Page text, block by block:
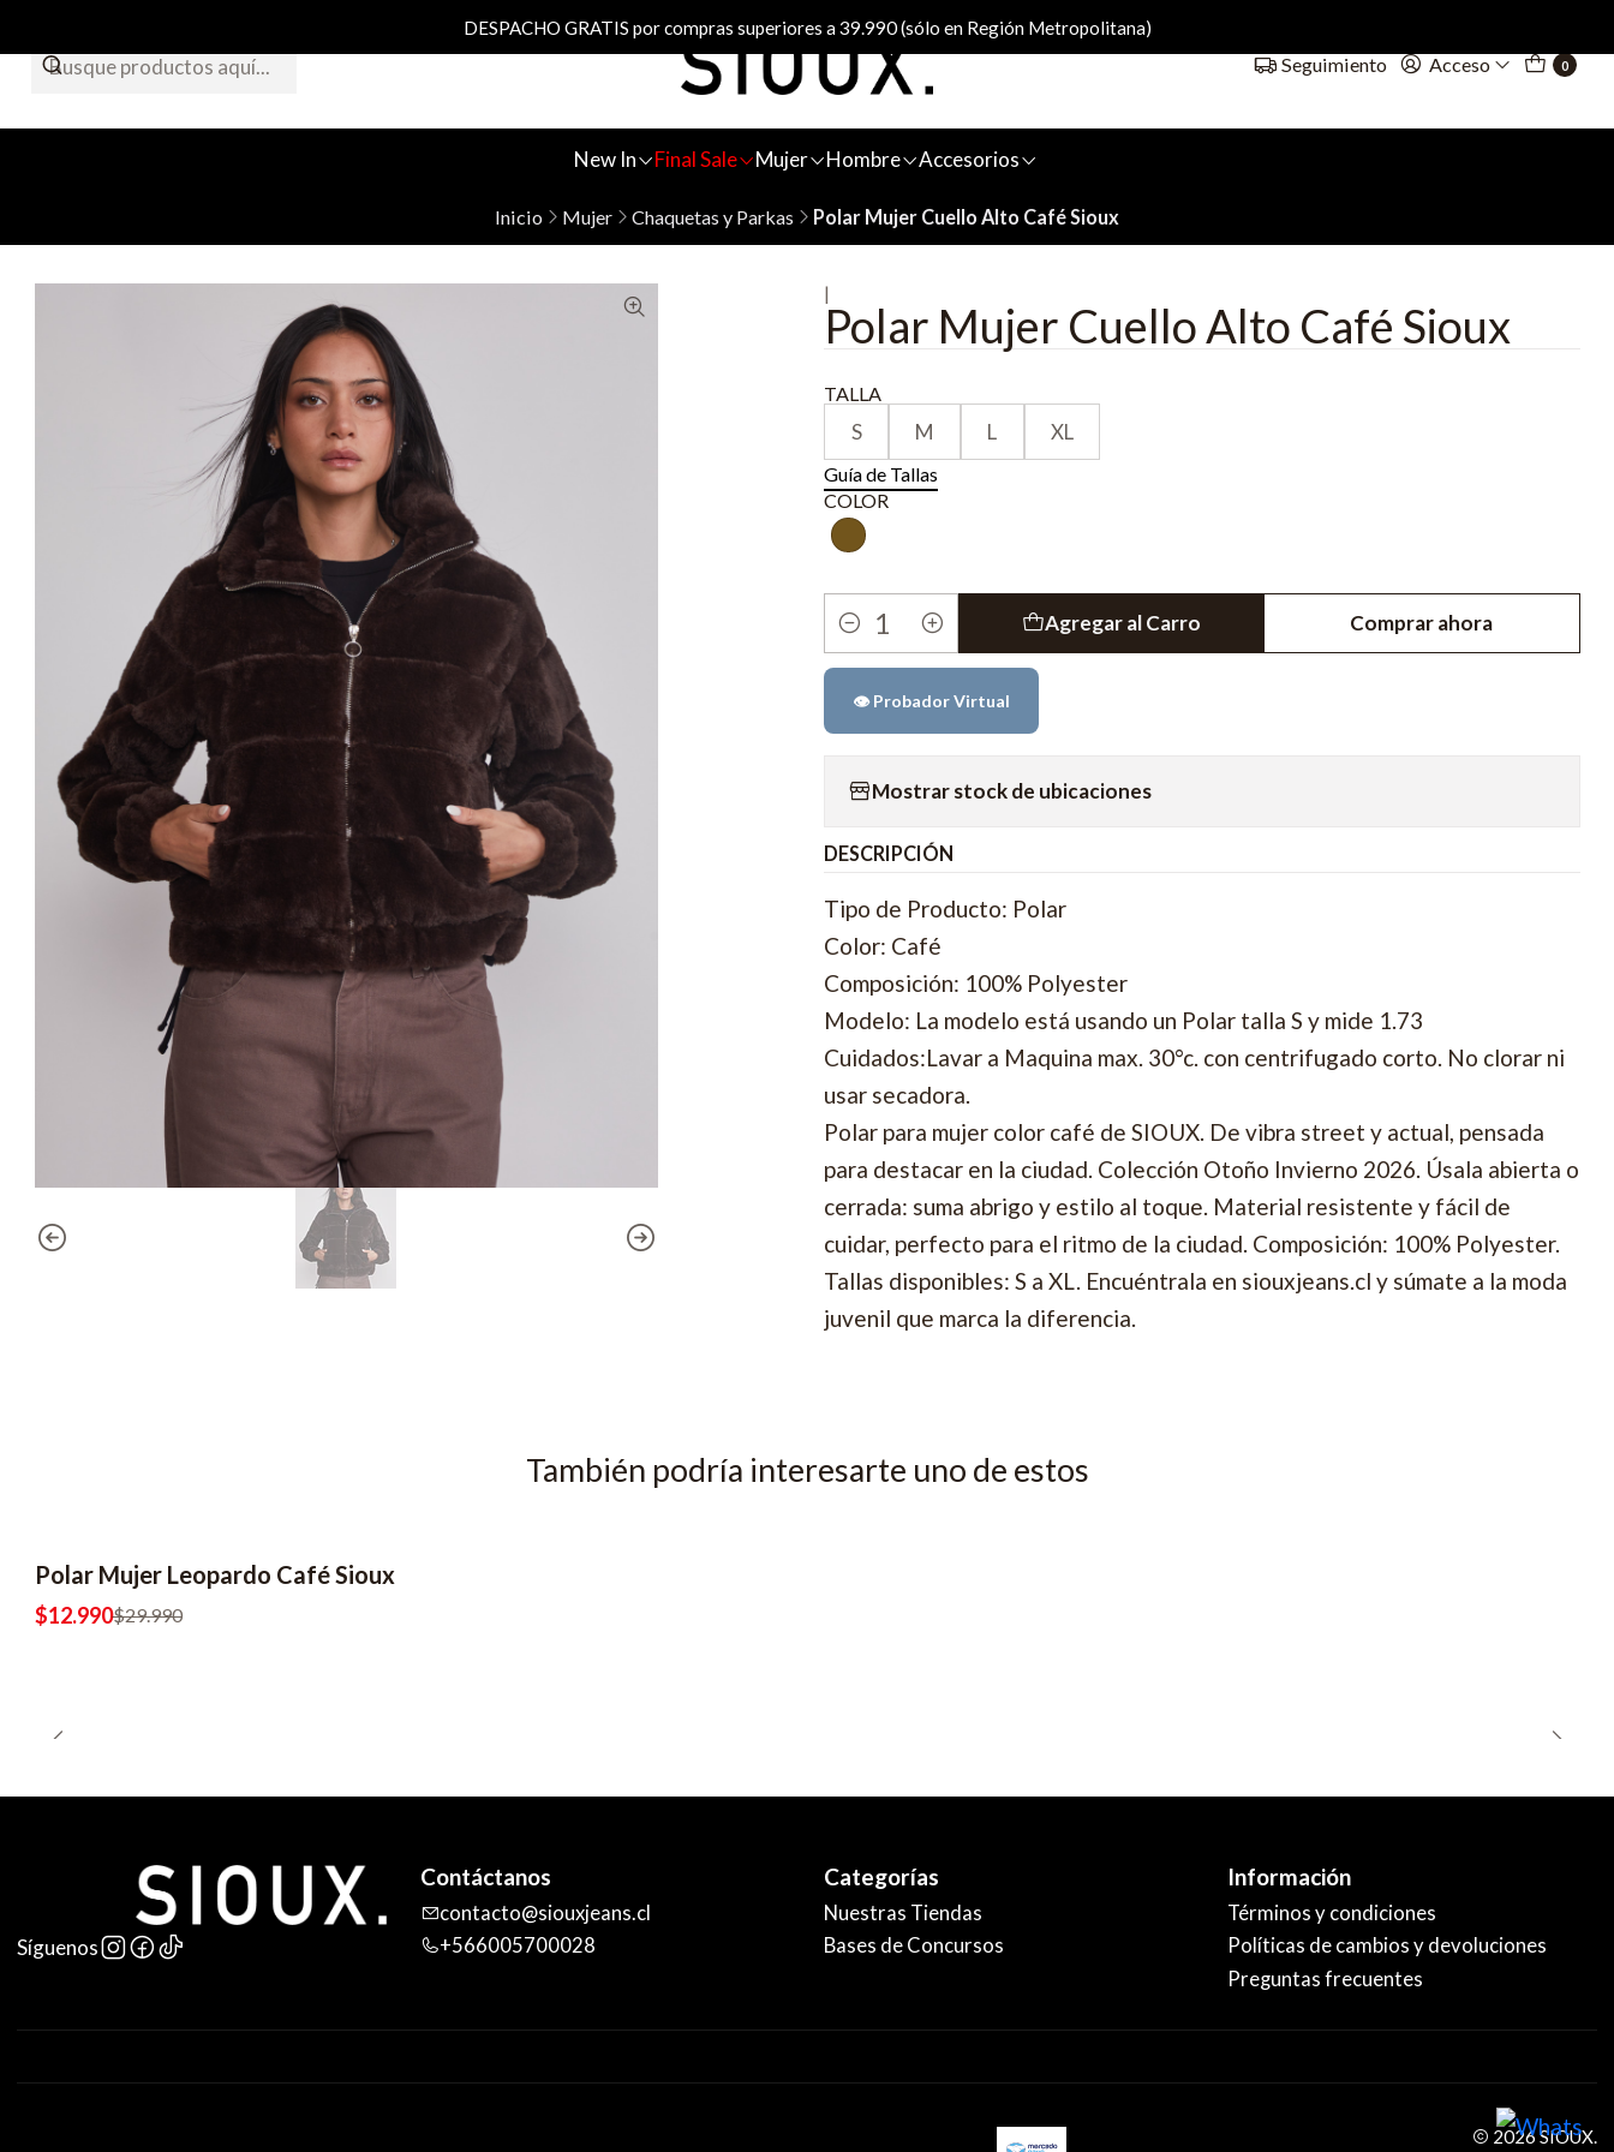
Seguimiento Acceso 0
New In Final Sale Mujer Hombre Accesorios
DESPACHO GRATIS por compras superiores a 39.990 (sólo en Región Metropolitana)
Inicio Mujer Chaquetas y Parkas Polar Mujer Cuello Alto Café Sioux
|
Polar Mujer Cuello Alto Café Sioux
TALLA
S M L XL
Guía de Tallas
COLOR
Cantidad
Agregar al Carro Comprar ahora
👁️ Probador Virtual
Mostrar stock de ubicaciones
DESCRIPCIÓN
Tipo de Producto: Polar
Color: Café
Composición: 100% Polyester
Modelo: La modelo está usando un Polar talla S y mide 1.73
Cuidados:Lavar a Maquina max. 30°c. con centrifugado corto. No clorar ni
usar secadora.
Polar para mujer color café de SIOUX. De vibra street y actual, pensada
para destacar en la ciudad. Colección Otoño Invierno 2026. Úsala abierta o
cerrada: suma abrigo y estilo al toque. Material resistente y fácil de
cuidar, perfecto para el ritmo de la ciudad. Composición: 100% Polyester.
Tallas disponibles: S a XL. Encuéntrala en siouxjeans.cl y súmate a la moda
juvenil que marca la diferencia.
También podría interesarte uno de estos
-57% OFF
Polar Mujer Leopardo Café Sioux
$12.990$29.990
Síguenos
Contáctanos
contacto@siouxjeans.cl
+566005700028
Categorías
Nuestras Tiendas
Bases de Concursos
Información
Términos y condiciones
Políticas de cambios y devoluciones
Preguntas frecuentes
2026 SIOUX.